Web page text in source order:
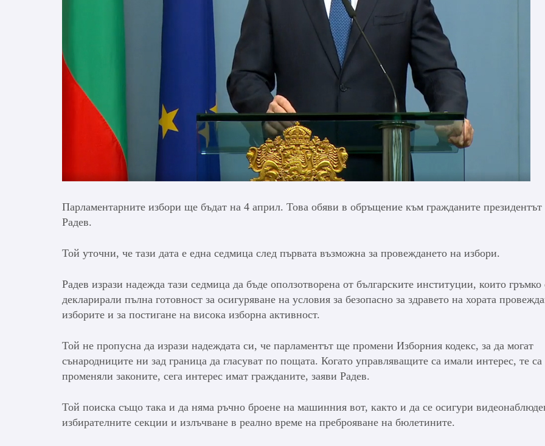
Парламентарните избори ще бъдат на 4 април. Това обяви в обръщение към гражданите
Радев.
Той уточни, че тази дата е една седмица след първата възможна за провеждането на избори.
Радев изрази надежда тази седмица да бъде оползотворена от българските институции, които гръмко
декларирали пълна готовност за осигуряване на условия за безопасно за здравето на хората
изборите и за постигане на висока изборна активност.
Той не пропусна да изрази надеждата си, че парламентът ще промени Изборния кодекс, за да могат
сънародниците ни зад граница да гласуват по пощата. Когато управляващите са имали интерес, те са
променяли законите, сега интерес имат гражданите, заяви Радев.
Той поиска също така и да няма ръчно броене на машинния вот, както и да се осигури
избирателните секции и излъчване в реално време на преброяване на бюлетините.